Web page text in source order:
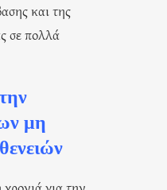
και της
σε πολλά
μη